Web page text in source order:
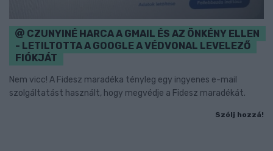
CZUNYINÉ HARCA A GMAIL ÉS AZ ÖNKÉNY ELLEN
- LETILTOTTA A GOOGLE A VÉDVONAL LEVELEZŐ
FIÓKJÁT
Nem vicc! A Fidesz maradéka tényleg egy ingyenes e-mail
szolgáltatást használt, hogy megvédje a Fidesz maradékát.
Szólj hozzá!